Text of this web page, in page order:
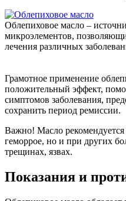
Облепиховое масло –
микроэлементов,
лечения различных
Грамотное применение
положительный эффект,
симптомов заболевания,
сохранить период ремиссии.
Важно! Масло
геморрое, но и при других
трещинах, язвах.
Показания и